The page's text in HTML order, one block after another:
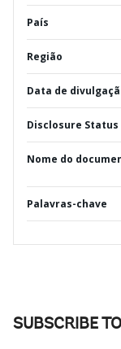
País
Região
Data de
Disclosure Status
Nome do
Palavras-chave
SUBSCRIBE